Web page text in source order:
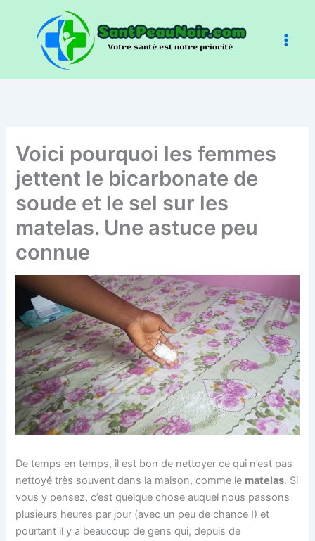
contenu
Voici pourquoi les femmes
jettent le bicarbonate de
soude et le sel sur les
matelas. Une astuce peu
connue
De temps en temps, il est bon de nettoyer ce qui n’est pas
nettoyé très souvent dans la maison, comme le matelas. Si
vous y pensez, c’est quelque chose auquel nous passons
plusieurs heures par jour (avec un peu de chance !) et
pourtant il y a beaucoup de gens qui, depuis de